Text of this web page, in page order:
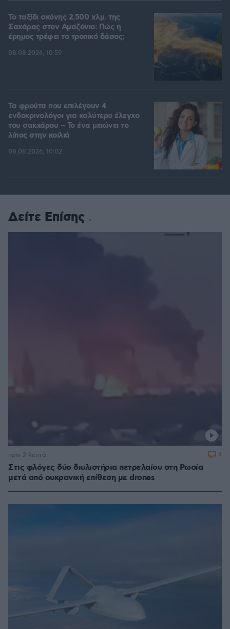
Το ταξίδι σκόνης 2.500 χλμ. της
Σαχάρας στον Αμαζόνιο: Πώς η
έρημος τρέφει το τροπικό δάσος;
08.08.2026, 10:59
Τα φρούτα που επιλέγουν 4
ενδοκρινολόγοι για καλύτερο έλεγχο
του σακχάρου – Το ένα μειώνει το
λίπος στην κοιλιά
08.08.2026, 10:02
Δείτε Επίσης
Στις φλόγες δύο διυλιστήρια πετρελαίου στη Ρωσία
μετά από ουκρανική επίθεση με drones
πριν 2 λεπτά 4